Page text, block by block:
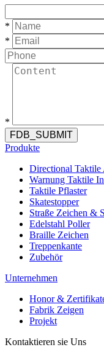
*
*
*
FDB_SUBMIT
Produkte
Directional Taktile
Warnung Taktile
Taktile Pflaster
Skatestopper
Straße Zeichen &
Edelstahl Poller
Braille Zeichen
Treppenkante
Zubehör
Unternehmen
Honor &
Fabrik Zeigen
Projekt
Kontaktieren sie Uns